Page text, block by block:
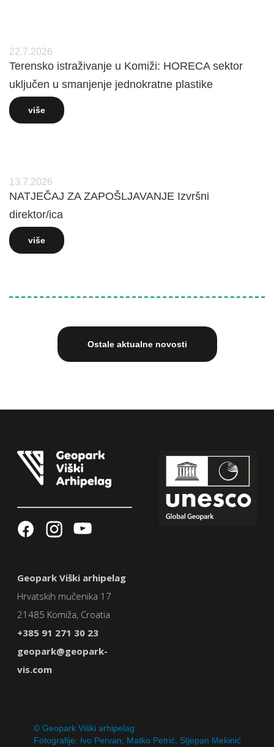
22.7.2026
Terensko istraživanje u Komiži: HORECA sektor
uključen u smanjenje jednokratne plastike
više
13.7.2026
NATJEČAJ ZA ZAPOŠLJAVANJE Izvršni
direktor/ica
više
Ostale aktualne novosti
Geopark Viški arhipelag
Hrvatskih mučenika 17
21485 Komiža, Croatia
+385 91 271 30 23
geopark@geopark-
vis.com
© Geopark Viški arhipelag
Fotografije: Ivo Pervan, Matko Petrić, Stjepan Mekinić